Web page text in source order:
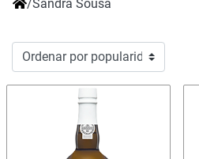
/Sandra Sousa